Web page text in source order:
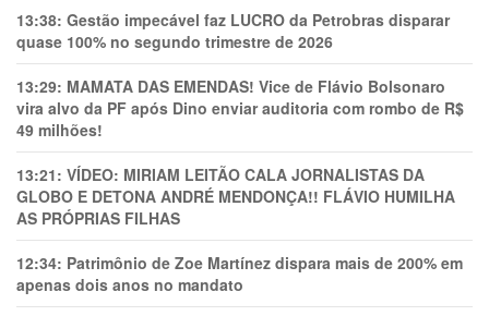
13:38: Gestão impecável faz LUCRO da Petrobras disparar
quase 100% no segundo trimestre de 2026
13:29: MAMATA DAS EMENDAS! Vice de Flávio Bolsonaro
vira alvo da PF após Dino enviar auditoria com rombo de R$
49 milhões!
13:21: VÍDEO: MIRIAM LEITÃO CALA JORNALISTAS DA
GLOBO E DETONA ANDRÉ MENDONÇA!! FLÁVIO HUMILHA
AS PRÓPRIAS FILHAS
12:34: Patrimônio de Zoe Martínez dispara mais de 200% em
apenas dois anos no mandato